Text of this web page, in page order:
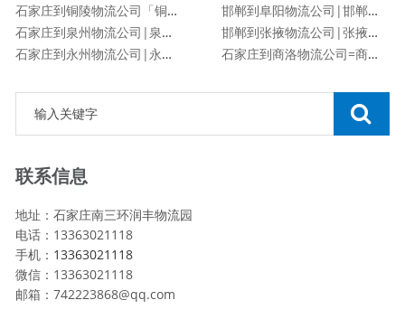
石家庄到铜陵物流公司「铜陵专线」
石家庄到泉州物流公司|泉州专线
石家庄到永州物流公司|永州专线
邯郸到阜阳物流公司|邯郸到阜阳物流专线
邯郸到张掖物流公司|张掖专线
石家庄到商洛物流公司=商洛专线
联系信息
地址：石家庄南三环润丰物流园
电话：13363021118
手机： 13363021118
微信：13363021118
邮箱：742223868@qq.com